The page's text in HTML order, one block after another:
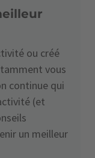
ou créé
vous
continue qui
(et
un meilleur